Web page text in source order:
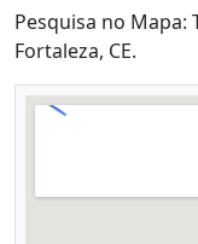
Pesquisa no Mapa:
Fortaleza, CE.